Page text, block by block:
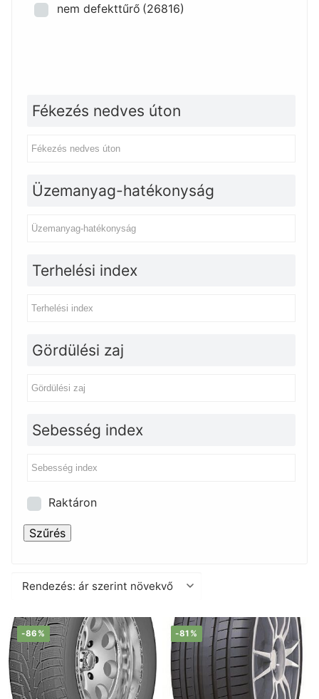
nem defekttűrő (26816)
Fékezés nedves úton
Üzemanyag-hatékonyság
Terhelési index
Gördülési zaj
Sebesség index
Raktáron
Szűrés
-86% -81%